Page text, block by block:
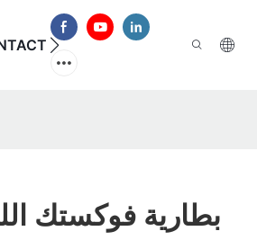
US الأسئلة الشائعة